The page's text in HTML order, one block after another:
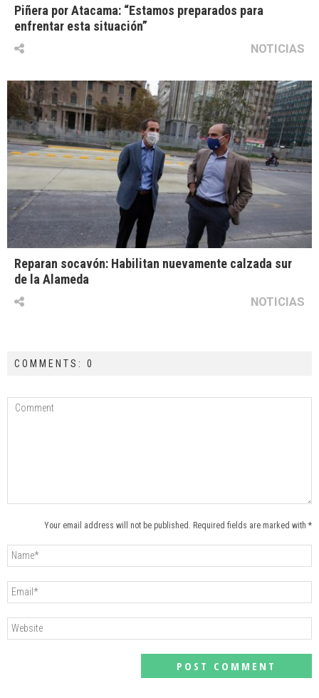
Piñera por Atacama: “Estamos preparados para
enfrentar esta situación”
NOTICIAS
Reparan socavón: Habilitan nuevamente calzada sur
de la Alameda
NOTICIAS
COMMENTS: 0
Your email address will not be published. Required fields are marked with *